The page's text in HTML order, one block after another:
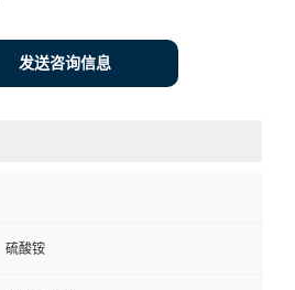
发送咨询信息
硫酸铵